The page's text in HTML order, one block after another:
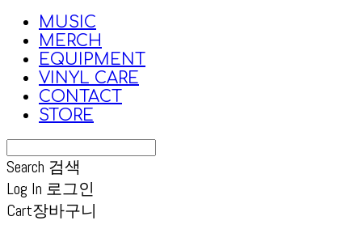
MUSIC
MERCH
EQUIPMENT
VINYL CARE
CONTACT
STORE
Search 검색
Log In 로그인
Cart장바구니